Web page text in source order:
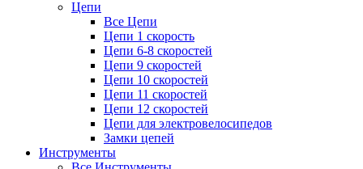
Цепи
Все Цепи
Цепи 1 скорость
Цепи 6-8 скоростей
Цепи 9 скоростей
Цепи 10 скоростей
Цепи 11 скоростей
Цепи 12 скоростей
Цепи для электровелосипедов
Замки цепей
Инструменты